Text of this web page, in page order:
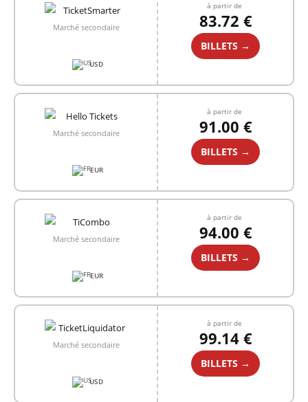
Marché secondaire
USD
à partir de
83.72 €
BILLETS →
Marché secondaire
EUR
à partir de
91.00 €
BILLETS →
Marché secondaire
EUR
à partir de
94.00 €
BILLETS →
Marché secondaire
USD
à partir de
99.14 €
BILLETS →